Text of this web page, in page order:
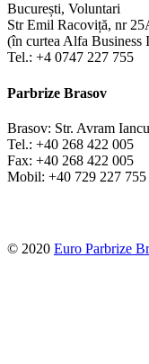
București, Voluntari
Str Emil Racoviță, nr
(în curtea Alfa Business
Tel.: +4 0747 227 755
Parbrize Brasov
Brasov: Str. Avram
Tel.: +40 268 422 005
Fax: +40 268 422 005
Mobil: +40 729 227 755
© 2020 Euro Parbrize